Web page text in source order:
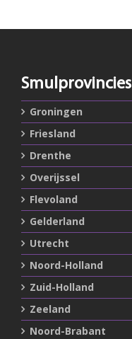
Smulprovincies
Groningen
Friesland
Drenthe
Overijssel
Flevoland
Gelderland
Utrecht
Noord-Holland
Zuid-Holland
Zeeland
Noord-Brabant